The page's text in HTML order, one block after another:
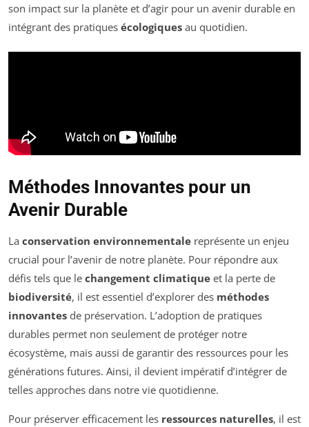
son impact sur la planète et d’agir pour un avenir durable en
intégrant des pratiques écologiques au quotidien.
Méthodes Innovantes pour un
Avenir Durable
La conservation environnementale représente un enjeu
crucial pour l’avenir de notre planète. Pour répondre aux
défis tels que le changement climatique et la perte de
biodiversité, il est essentiel d’explorer des méthodes
innovantes de préservation. L’adoption de pratiques
durables permet non seulement de protéger notre
écosystème, mais aussi de garantir des ressources pour les
générations futures. Ainsi, il devient impératif d’intégrer de
telles approches dans notre vie quotidienne.
Pour préserver efficacement les ressources naturelles, il est